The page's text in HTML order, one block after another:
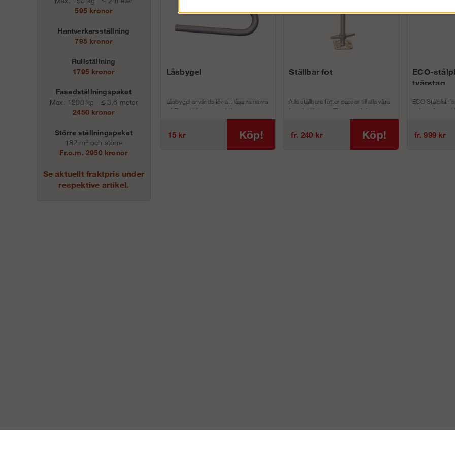
595 kronor
Hantverkarsställning
795 kronor
Rullställning
1795 kronor
Fasadställningspaket
Max. 1200 kg
≤ 3,6 meter
2450 kronor
Större ställningspaket
182 m² och större
Fr.o.m. 2950 kronor
Se aktuellt fraktpris under
respektive artikel.
Låsbygel
Låsbygel används för att låsa ramarna
på Ramställning respektive s...
15 kr Köp!
Ställbar fot
Alla ställbara fötter passar till alla våra
fasadställningar (Ram, modul- oc...
fr. 240 kr Köp!
ECO-
tvärstag
ECO
och
fr. 999 kr